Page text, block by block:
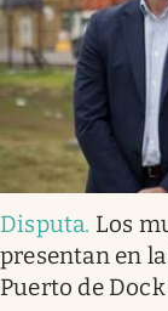
Disputa. Los
presentan en
Puerto de